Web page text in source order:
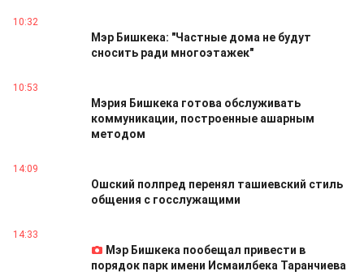
10:32
Мэр Бишкека: "Частные дома не будут
сносить ради многоэтажек"
10:53
Мэрия Бишкека готова обслуживать
коммуникации, построенные ашарным
методом
14:09
Ошский полпред перенял ташиевский стиль
общения с госслужащими
14:33
Мэр Бишкека пообещал привести в
порядок парк имени Исмаилбека Таранчиева